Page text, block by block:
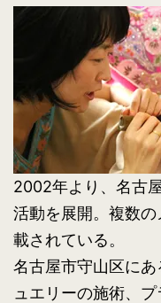
2002年より、名古
活動を展開。複数
載されている。
名古屋市守山区に
ュエリーの施術、